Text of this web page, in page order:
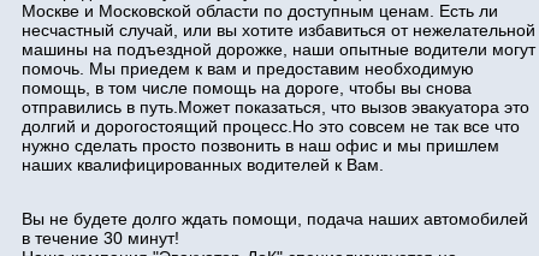
Москве и Московской области по доступным ценам. Есть ли
несчастный случай, или вы хотите избавиться от нежелательной
машины на подъездной дорожке, наши опытные водители могут
помочь. Мы приедем к вам и предоставим необходимую
помощь, в том числе помощь на дороге, чтобы вы снова
отправились в путь.Может показаться, что вызов эвакуатора это
долгий и дорогостоящий процесс.Но это совсем не так все что
нужно сделать просто позвонить в наш офис и мы пришлем
наших квалифицированных водителей к Вам.
Вы не будете долго ждать помощи, подача наших автомобилей
в течение 30 минут!